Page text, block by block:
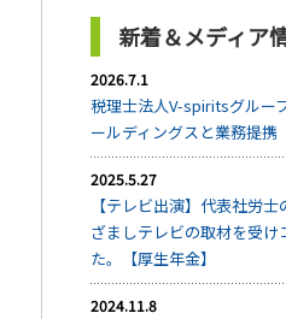
新着＆メディア
2026.7.1
税理士法人V-spiritsグルー
ールディングスと業務提携
2025.5.27
【テレビ出演】代表社労
ざましテレビの取材を受
た。【厚生年金】
2024.11.8